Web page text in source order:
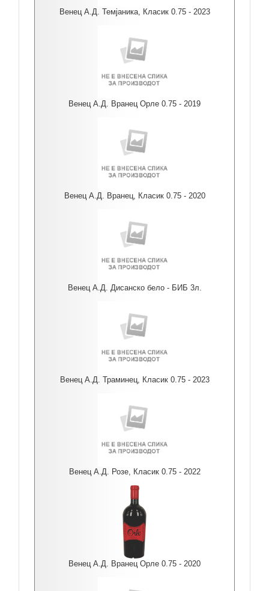
Венец А.Д. Темјаника, Класик 0.75 - 2023
Венец А.Д. Вранец Орле 0.75 - 2019
Венец А.Д. Вранец, Класик 0.75 - 2020
Венец А.Д. Дисанско бело - БИБ 3л.
Венец А.Д. Траминец, Класик 0.75 - 2023
Венец А.Д. Розе, Класик 0.75 - 2022
Венец А.Д. Вранец Орле 0.75 - 2020